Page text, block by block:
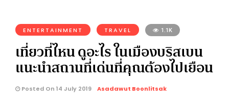
ENTERTAINMENT TRAVEL 1.1K
เที่ยวที่ไหน ดูอะไร ในเมืองบริสเบน
แนะนำสถานที่เด่นที่คุณต้องไปเยือน
Posted On 14 July 2019 Asadawut Boonlitsak